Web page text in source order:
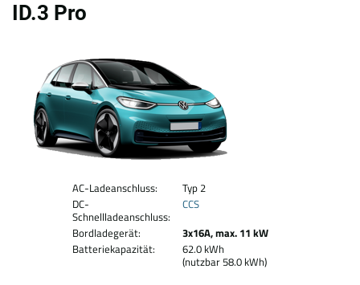
ID.3 Pro
AC-Ladeanschluss:
Typ 2
DC-
Schnellladeanschluss:
CCS
Bordladegerät:
3x16A, max. 11 kW
Batteriekapazität:
62.0 kWh
(nutzbar 58.0 kWh)